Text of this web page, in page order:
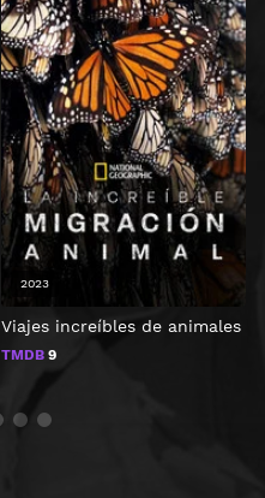
Viajes increíbles de animales
TMDB 9
2023